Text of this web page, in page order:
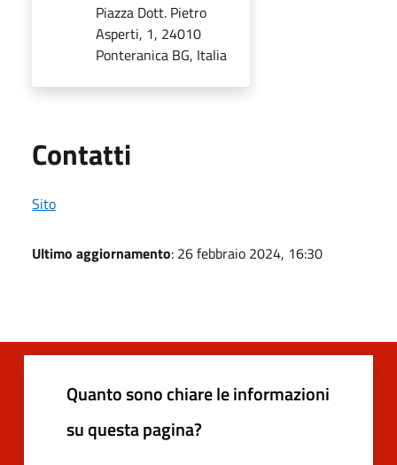
Piazza Dott. Pietro
Asperti, 1, 24010
Ponteranica BG, Italia
Contatti
Sito
Ultimo aggiornamento: 26 febbraio 2024, 16:30
Quanto sono chiare le informazioni
su questa pagina?